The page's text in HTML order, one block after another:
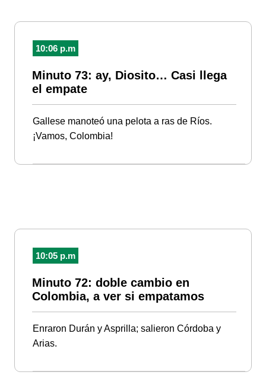
10:06 p.m
Minuto 73: ay, Diosito… Casi llega
el empate
Gallese manoteó una pelota a ras de Ríos.
¡Vamos, Colombia!
10:05 p.m
Minuto 72: doble cambio en
Colombia, a ver si empatamos
Enraron Durán y Asprilla; salieron Córdoba y
Arias.